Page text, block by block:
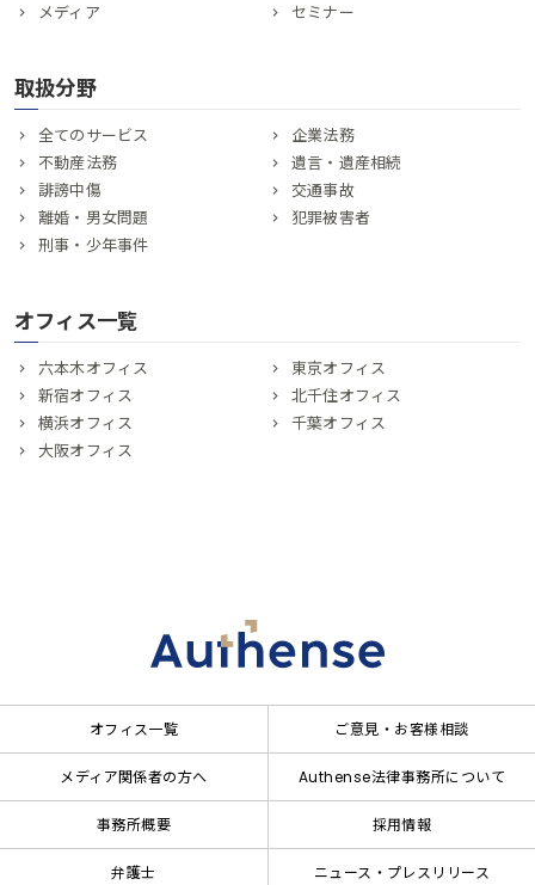
メディア
セミナー
取扱分野
全てのサービス
企業法務
不動産法務
遺言・遺産相続
誹謗中傷
交通事故
離婚・男女問題
犯罪被害者
刑事・少年事件
オフィス一覧
六本木オフィス
東京オフィス
新宿オフィス
北千住オフィス
横浜オフィス
千葉オフィス
大阪オフィス
オフィス一覧 ご意見・お客様相談
メディア関係者の方へ Authense法律事務所について
事務所概要 採用情報
弁護士 ニュース・プレスリリース